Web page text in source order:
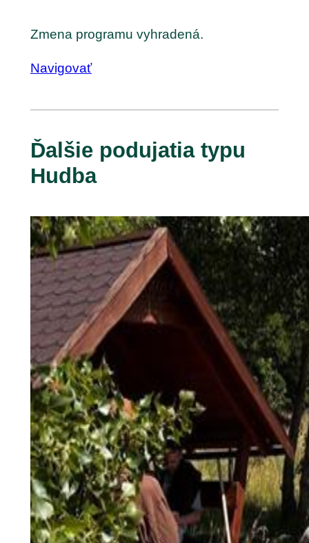
Zmena programu vyhradená.
Navigovať
Ďalšie podujatia typu
Hudba